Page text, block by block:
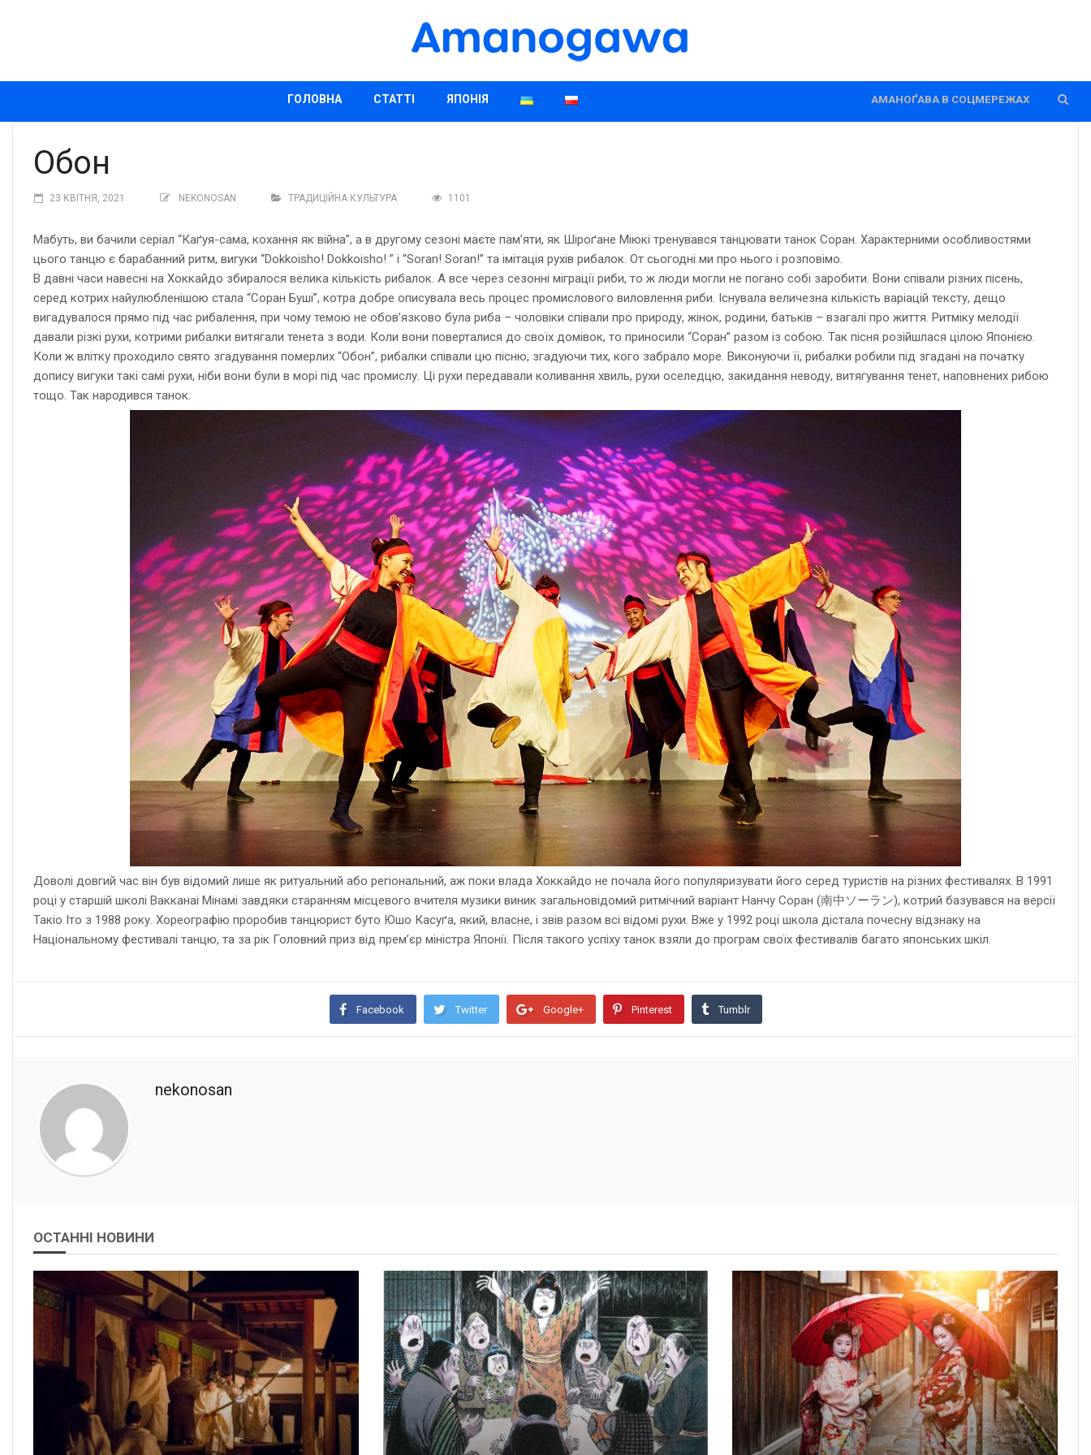
ГОЛОВНА СТАТТІ ЯПОНІЯ АМАНОҐАВА В СОЦМЕРЕЖАХ
Обон
23 КВІТНЯ, 2021 NEKONOSAN ТРАДИЦІЙНА КУЛЬТУРА 1101
Мабуть, ви бачили серіал “Каґуя-сама, кохання як війна”, а в другому сезоні маєте пам’яти, як Шіроґане Міюкі тренувався танцювати танок Соран. Характерними особливостями
цього танцю є барабанний ритм, вигуки “Dokkoisho! Dokkoisho! ” і “Soran! Soran!” та імітація рухів рибалок. От сьогодні ми про нього і розповімо.
В давні часи навесні на Хоккайдо збиралося велика кількість рибалок. А все через сезонні міграції риби, то ж люди могли не погано собі заробити. Вони співали різних пісень,
серед котрих найулюбленішою стала “Соран Буші”, котра добре описувала весь процес промислового виловлення риби. Існувала величезна кількість варіацій тексту, дещо
вигадувалося прямо під час рибалення, при чому темою не обов’язково була риба – чоловіки співали про природу, жінок, родини, батьків – взагалі про життя. Ритміку мелодії
давали різкі рухи, котрими рибалки витягали тенета з води. Коли вони поверталися до своїх домівок, то приносили “Соран” разом із собою. Так пісня розійшлася цілою Японією.
Коли ж влітку проходило свято згадування померлих “Обон”, рибалки співали цю пісню, згадуючи тих, кого забрало море. Виконуючи її, рибалки робили під згадані на початку
допису вигуки такі самі рухи, ніби вони були в морі під час промислу. Ці рухи передавали коливання хвиль, рухи оселедцю, закидання неводу, витягування тенет, наповнених рибою
тощо. Так народився танок.
Доволі довгий час він був відомий лише як ритуальний або регіональний, аж поки влада Хоккайдо не почала його популяризувати його серед туристів на різних фестивалях. В 1991
році у старшій школі Вакканаі Мінамі завдяки старанням місцевого вчителя музики виник загальновідомий ритмічний варіант Нанчу Соран (南中ソーラン), котрий базувався на версії
Такіо Іто з 1988 року. Хореографію проробив танцюрист буто Юшо Касуґа, який, власне, і звів разом всі відомі рухи. Вже у 1992 році школа дістала почесну відзнаку на
Національному фестивалі танцю, та за рік Головний приз від прем’єр міністра Японії. Після такого успіху танок взяли до програм своїх фестивалів багато японських шкіл.
Facebook Twitter Google+ Pinterest Tumblr
nekonosan
ОСТАННІ НОВИНИ